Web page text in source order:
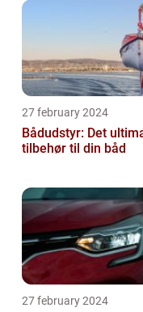
27 february 2024
Bådudstyr: Det
tilbehør til din båd
27 february 2024